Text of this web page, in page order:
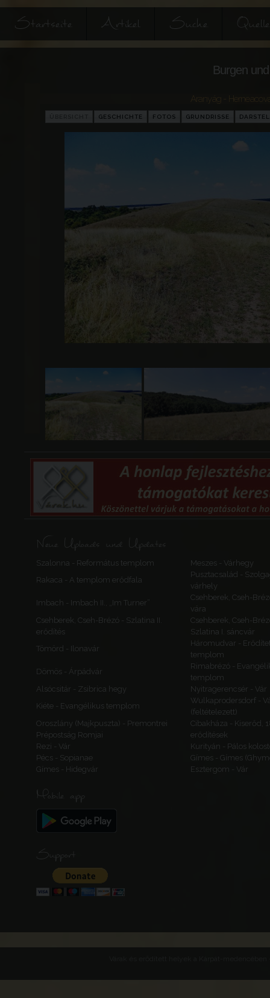
Startseite Artikel Suche
Burgen
GESCHICHTE FOTOS GRUNDRISSE
Neue Uploads und Updates
Szalonna - Református templom
Meszes - Várhegy
Rakaca - A templom erődfala
Pusztacsalád -
várhely
Imbach - Imbach II., „Im Turner”
Csehberek, Cseh-
vára
Csehberek, Cseh-Brézó - Szlatina II.
erődítés
Csehberek, Cseh-
Szlatina I. sáncvár
Tömörd - Ilonavár
Háromudvar -
templom
Dömös - Árpádvár
Rimabrézó -
templom
Alsócsitár - Zsibrica hegy
Nyitragerencsér - Vár
Kiéte - Evangélikus templom
Wulkaprodersdorf -
(feltételezett)
Oroszlány (Majkpuszta) - Premontrei
Prépostság Romjai
Cibakháza - Kiserőd,
erődítések
Rezi - Vár
Kurityán - Pálos
Pécs - Sopianae
Gímes - Gímes
Gímes - Hidegvár
Esztergom - Vár
Mobile app
Support